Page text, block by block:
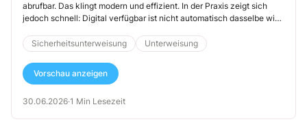
abrufbar. Das klingt modern und effizient. In der Praxis zeigt sich
jedoch schnell: Digital verfügbar ist nicht automatisch dasselbe wie
Beschäftigte deshalb dafür, dass BA nicht nur vorhanden, sondern
am Arbeitsplatz auch tatsächlich erreichbar sein müssen.
Sicherheitsunterweisung Unterweisung
Vorschau anzeigen
30.06.2026·1 Min Lesezeit